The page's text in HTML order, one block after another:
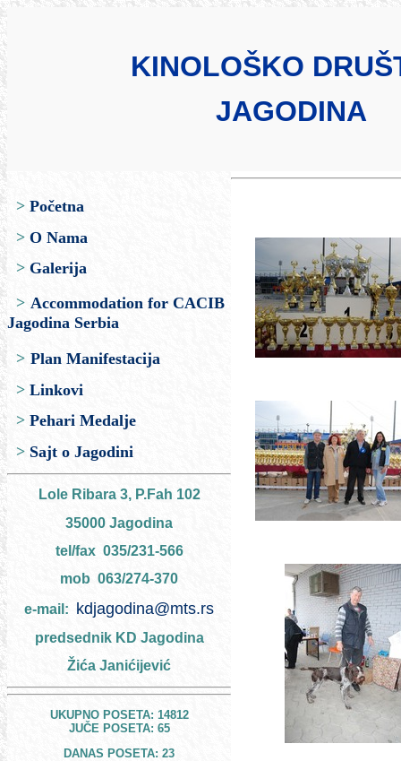
KINOLOŠKO
JAGODINA
> Početna
> O Nama
> Galerija
> Accommodation for CACIB
Jagodina Serbia
> Plan Manifestacija
> Linkovi
> Pehari Medalje
> Sajt o Jagodini
Lole Ribara 3, P.Fah 102
35000 Jagodina
tel/fax 035/231-566
mob 063/274-370
e-mail: kdjagodina@mts.rs
predsednik KD Jagodina
Žića Janićijević
UKUPNO POSETA: 14812
JUČE POSETA: 65
DANAS POSETA: 23